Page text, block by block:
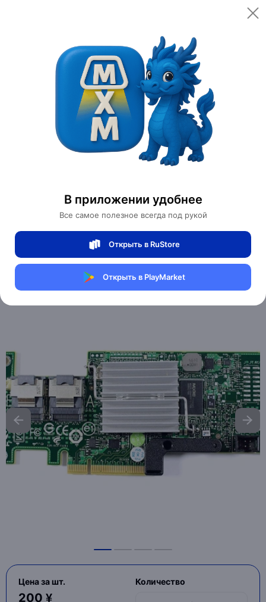
В приложении удобнее
Все самое полезное всегда под рукой
Открыть в RuStore
Открыть в PlayMarket
Открыть
Категории
Цифровая электроника
Компьютеры и комплектующие
RAID-контроллер Dell Perc H200 Pci-e 2.0
0 отзывов 0
Магазин Help Dell/HP
Артикул:
Цена за шт.
200 ¥
Количество